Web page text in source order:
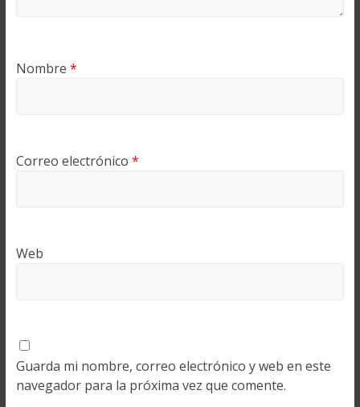
Nombre *
Correo electrónico *
Web
Guarda mi nombre, correo electrónico y web en este
navegador para la próxima vez que comente.